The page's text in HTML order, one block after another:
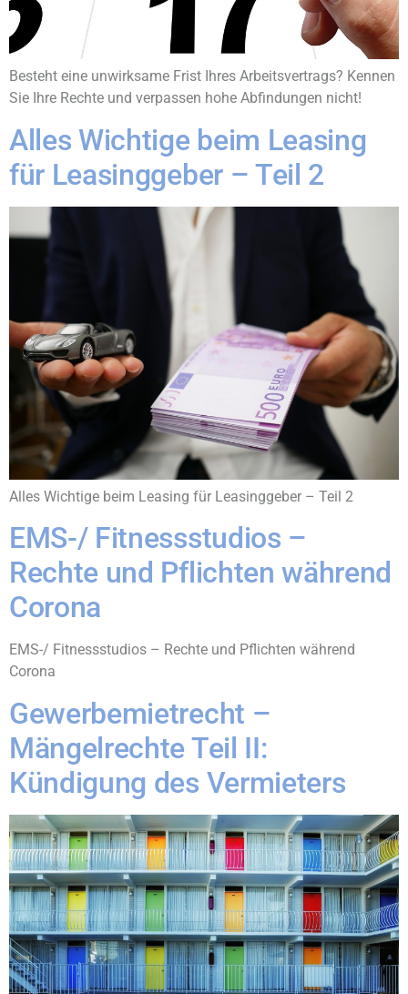
Besteht eine unwirksame Frist Ihres Arbeitsvertrags? Kennen
Sie Ihre Rechte und verpassen hohe Abfindungen nicht!
Alles Wichtige beim Leasing
für Leasinggeber – Teil 2
Alles Wichtige beim Leasing für Leasinggeber – Teil 2
EMS-/ Fitnessstudios –
Rechte und Pflichten während
Corona
EMS-/ Fitnessstudios – Rechte und Pflichten während
Corona
Gewerbemietrecht –
Mängelrechte Teil II:
Kündigung des Vermieters